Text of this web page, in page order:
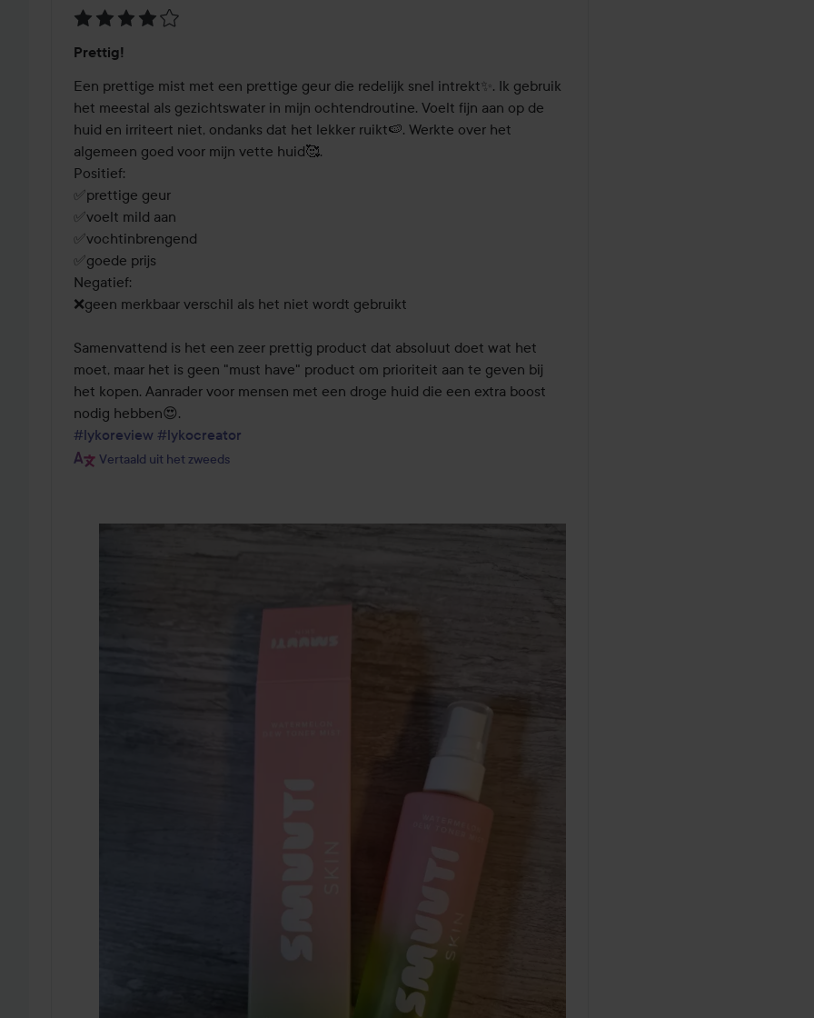
4
van
de
5
Prettig!
Een prettige mist met een prettige geur die redelijk snel intrekt✨️. Ik gebruik
het meestal als gezichtswater in mijn ochtendroutine. Voelt fijn aan op de
huid en irriteert niet, ondanks dat het lekker ruikt🍉. Werkte over het
algemeen goed voor mijn vette huid🥰.
Positief:
✅️prettige geur
✅️voelt mild aan
✅️vochtinbrengend
✅️goede prijs
Negatief:
❌️geen merkbaar verschil als het niet wordt gebruikt
Samenvattend is het een zeer prettig product dat absoluut doet wat het
moet, maar het is geen "must have" product om prioriteit aan te geven bij
het kopen. Aanrader voor mensen met een droge huid die een extra boost
#lykoreview #lykocreator
Vertaald uit het zweeds